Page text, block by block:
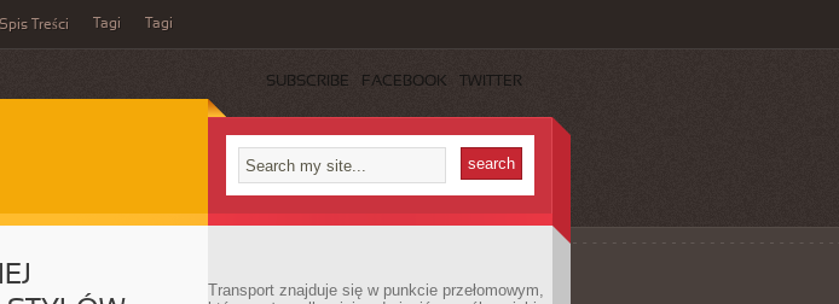
Spis Treści Tagi Tagi
SUBSCRIBE FACEBOOK TWITTER
Transport znajduje się w punkcie przełomowym,